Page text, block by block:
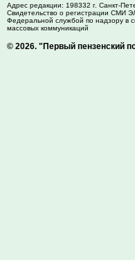
Адрес редакции: 198332 г. Санкт-
Свидетельство о регистрации СМИ
Федеральной службой по надзору в
массовых коммуникаций
© 2026. "Первый пензенский